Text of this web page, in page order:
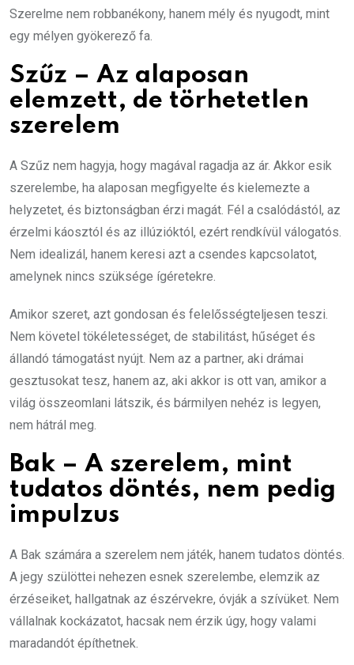
Szerelme nem robbanékony, hanem mély és nyugodt, mint
egy mélyen gyökerező fa.
Szűz – Az alaposan
elemzett, de törhetetlen
szerelem
A Szűz nem hagyja, hogy magával ragadja az ár. Akkor esik
szerelembe, ha alaposan megfigyelte és kielemezte a
helyzetet, és biztonságban érzi magát. Fél a csalódástól, az
érzelmi káosztól és az illúzióktól, ezért rendkívül válogatós.
Nem idealizál, hanem keresi azt a csendes kapcsolatot,
amelynek nincs szüksége ígéretekre.
Amikor szeret, azt gondosan és felelősségteljesen teszi.
Nem követel tökéletességet, de stabilitást, hűséget és
állandó támogatást nyújt. Nem az a partner, aki drámai
gesztusokat tesz, hanem az, aki akkor is ott van, amikor a
világ összeomlani látszik, és bármilyen nehéz is legyen,
nem hátrál meg.
Bak – A szerelem, mint
tudatos döntés, nem pedig
impulzus
A Bak számára a szerelem nem játék, hanem tudatos döntés.
A jegy szülöttei nehezen esnek szerelembe, elemzik az
érzéseiket, hallgatnak az észérvekre, óvják a szívüket. Nem
vállalnak kockázatot, hacsak nem érzik úgy, hogy valami
maradandót építhetnek.